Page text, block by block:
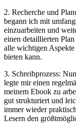
2. Recherche und
begann ich mit
einzuarbeiten und
einen detaillierten
alle wichtigen
bieten kann.
3. Schreibprozess:
legte mir ⁤einen
meinem Ebook zu
gut strukturiert und
immer wieder
Lesern den